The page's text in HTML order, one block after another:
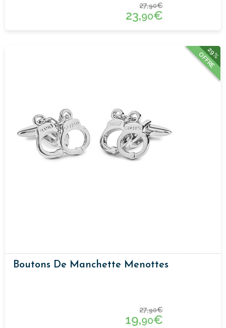
27,90€
23,90€
29%
OFFRE
Boutons De Manchette Menottes
27,90€
19,90€